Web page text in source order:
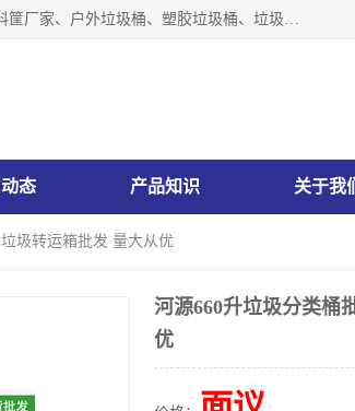
肇庆市汇嘉塑胶制品有限公司是一家塑胶垃圾桶生产厂家，本厂主营：塑料托盘、塑料筐厂家、户外垃圾桶、塑胶垃圾桶、垃圾桶等产品，深受广大客户的欢迎。公司拥有一支勇于、善于集思广益的生产队伍，实力雄厚的技术力量，一贯奉行“以人为本”的管理和服务理念。
态 产品知识 关于我
圾转运箱批发 量大从优
河源660升垃圾分类桶
优